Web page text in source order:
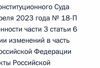
Суда
2023 года № 18-П
части 3 статьи 6
изменений в часть
Федерации
Российской